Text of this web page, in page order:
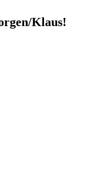
Klaus!